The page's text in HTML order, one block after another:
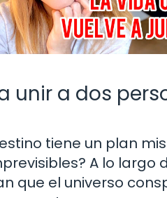
unir a dos
tiene un plan
A lo largo
que el universo